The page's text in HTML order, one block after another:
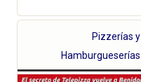
Pizzerías y
Hamburgueserías